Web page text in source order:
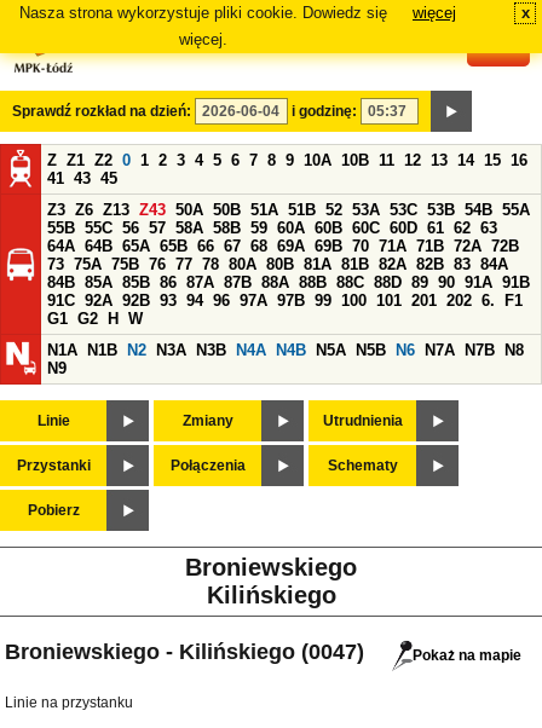
Nasza strona wykorzystuje pliki cookie. Dowiedz się
więcej.
więcej x
Sprawdź rozkład na dzień: i godzinę:
Z Z1 Z2 0 1 2 3 4 5 6 7 8 9 10A 10B 11 12 13 14 15 16
41 43 45
Z3 Z6 Z13 Z43 50A 50B 51A 51B 52 53A 53C 53B 54B 55A
55B 55C 56 57 58A 58B 59 60A 60B 60C 60D 61 62 63
64A 64B 65A 65B 66 67 68 69A 69B 70 71A 71B 72A 72B
73 75A 75B 76 77 78 80A 80B 81A 81B 82A 82B 83 84A
84B 85A 85B 86 87A 87B 88A 88B 88C 88D 89 90 91A 91B
91C 92A 92B 93 94 96 97A 97B 99 100 101 201 202 6.
F1
G1 G2 H
W
N1A
N1B N2 N3A N3B N4A N4B N5A N5B N6 N7A N7B
N8
N9
Linie Zmiany Utrudnienia
Przystanki Połączenia Schematy
Pobierz
Broniewskiego
Kilińskiego
Broniewskiego - Kilińskiego (0047) Pokaż na mapie
Linie na przystanku